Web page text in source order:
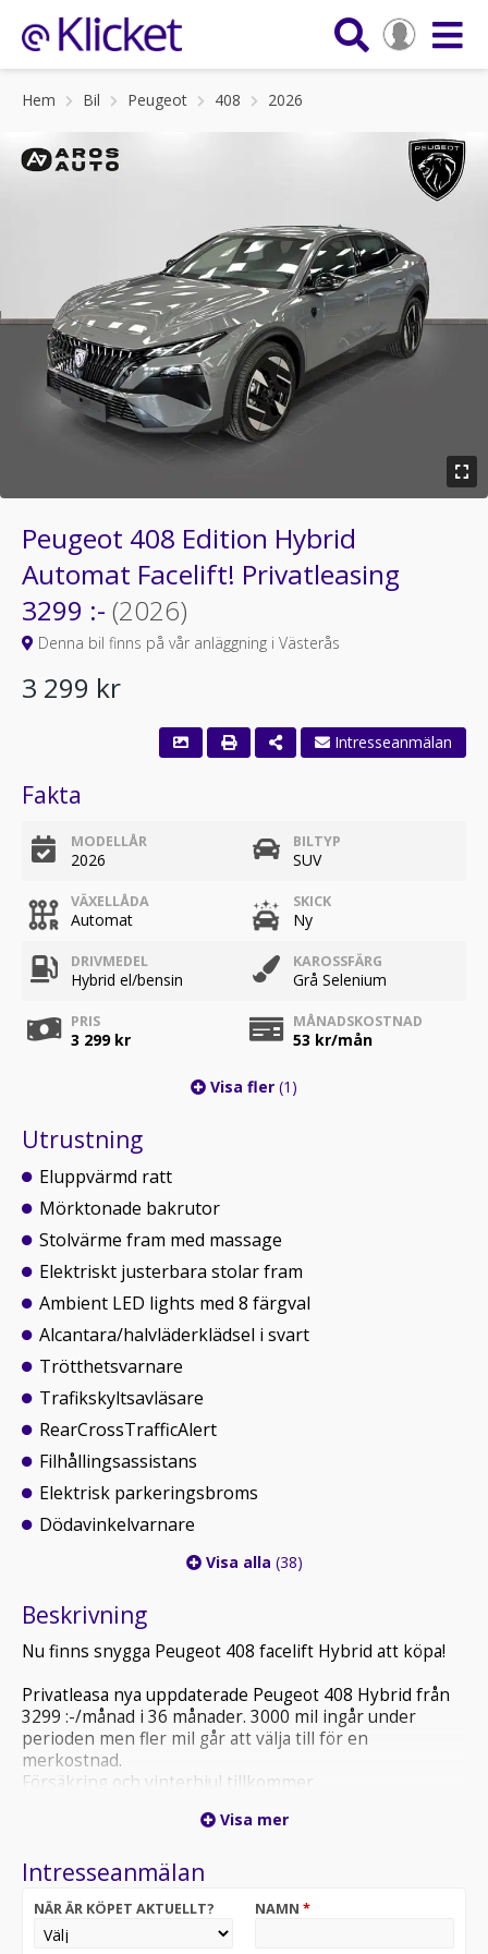
Hem Bil Peugeot 408 2026
Peugeot 408 Edition Hybrid
Automat Facelift! Privatleasing
3299 :- (2026)
Denna bil finns på vår anläggning i Västerås
3 299 kr
Intresseanmälan
Fakta
MODELLÅR
2026
BILTYP
SUV
VÄXELLÅDA
Automat
SKICK
Ny
DRIVMEDEL
Hybrid el/bensin
KAROSSFÄRG
Grå Selenium
PRIS
3 299 kr
MÅNADSKOSTNAD
53 kr/mån
Visa fler (1)
Utrustning
Eluppvärmd ratt
Mörktonade bakrutor
Stolvärme fram med massage
Elektriskt justerbara stolar fram
Ambient LED lights med 8 färgval
Alcantara/halvläderklädsel i svart
Trötthetsvarnare
Trafikskyltsavläsare
RearCrossTrafficAlert
Filhållingsassistans
Elektrisk parkeringsbroms
Dödavinkelvarnare
Visa alla (38)
Beskrivning
Nu finns snygga Peugeot 408 facelift Hybrid att köpa!
Privatleasa nya uppdaterade Peugeot 408 Hybrid från
3299 :-/månad i 36 månader. 3000 mil ingår under
perioden men fler mil går att välja till för en
merkostnad.
Försäkring och vinterhjul tillkommer.
Bilen levererar en förstklassig körupplevelse blandat
massage i framstolarna ,rattvärme, 3D navigation,
OBS färgen på bilderna heter Grå Selenium och är en
Visa mer
Intresseanmälan
NÄR ÄR KÖPET AKTUELLT? NAMN *